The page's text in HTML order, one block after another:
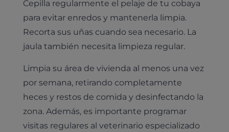
Cepilla regularmente el pelaje de tu cobaya
para evitar enredos y mantenerla limpia.
Recorta sus uñas cuando sea necesario. La
jaula también necesita limpieza regular.
Limpia su área de vivienda al menos una vez
por semana, retirando completamente
heces y restos de comida y desinfectando la
zona. Además, es importante programar
visitas regulares al veterinario especializado